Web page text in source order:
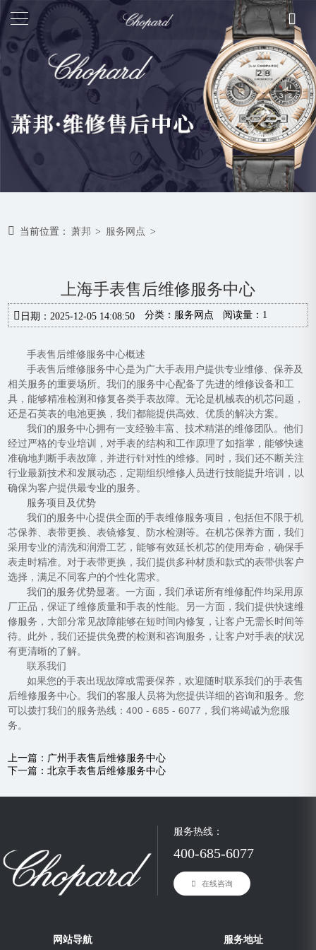
当前位置： 萧邦 > 服务网点 >
上海手表售后维修服务中心
日期：2025-12-05 14:08:50 分类： 服务网点 阅读量：1
手表售后维修服务中心概述
手表售后维修服务中心是为广大手表用户提供专业维修、保养及
相关服务的重要场所。我们的服务中心配备了先进的维修设备和工
具，能够精准检测和修复各类手表故障。无论是机械表的机芯问题，
还是石英表的电池更换，我们都能提供高效、优质的解决方案。
我们的服务中心拥有一支经验丰富、技术精湛的维修团队。他们
经过严格的专业培训，对手表的结构和工作原理了如指掌，能够快速
准确地判断手表故障，并进行针对性的维修。同时，我们还不断关注
行业最新技术和发展动态，定期组织维修人员进行技能提升培训，以
确保为客户提供最专业的服务。
服务项目及优势
我们的服务中心提供全面的手表维修服务项目，包括但不限于机
芯保养、表带更换、表镜修复、防水检测等。在机芯保养方面，我们
采用专业的清洗和润滑工艺，能够有效延长机芯的使用寿命，确保手
表走时精准。对于表带更换，我们提供多种材质和款式的表带供客户
选择，满足不同客户的个性化需求。
我们的服务优势显著。一方面，我们承诺所有维修配件均采用原
厂正品，保证了维修质量和手表的性能。另一方面，我们提供快速维
修服务，大部分常见故障能够在短时间内修复，让客户无需长时间等
待。此外，我们还提供免费的检测和咨询服务，让客户对手表的状况
有更清晰的了解。
联系我们
如果您的手表出现故障或需要保养，欢迎随时联系我们的手表售
后维修服务中心。我们的客服人员将为您提供详细的咨询和服务。您
可以拨打我们的服务热线：400 - 685 - 6077，我们将竭诚为您服
务。
上一篇： 广州手表售后维修服务中心
下一篇：北京手表售后维修服务中心
服务热线：
400-685-6077
在线咨询
网站导航 服务地址